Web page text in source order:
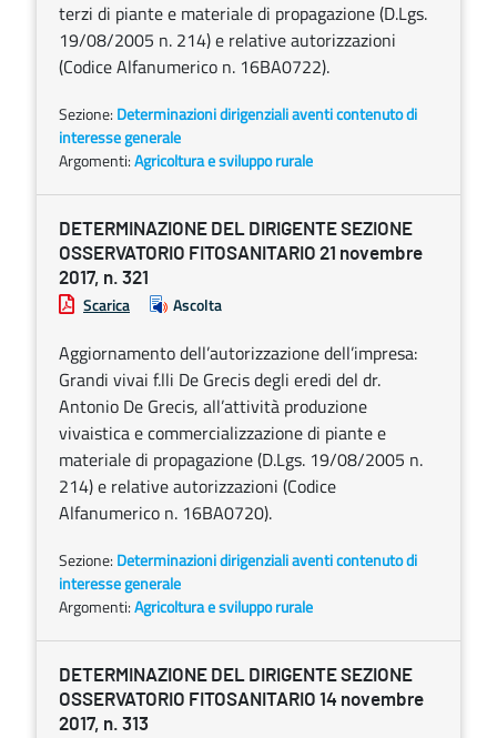
terzi di piante e materiale di propagazione (D.Lgs.
19/08/2005 n. 214) e relative autorizzazioni
(Codice Alfanumerico n. 16BA0722).
Sezione: Determinazioni dirigenziali aventi contenuto di
interesse generale
Argomenti:Agricoltura e sviluppo rurale
DETERMINAZIONE DEL DIRIGENTE SEZIONE
OSSERVATORIO FITOSANITARIO 21 novembre
2017, n. 321
Scarica Ascolta
Aggiornamento dell’autorizzazione dell’impresa:
Grandi vivai f.lli De Grecis degli eredi del dr.
Antonio De Grecis, all’attività produzione
vivaistica e commercializzazione di piante e
materiale di propagazione (D.Lgs. 19/08/2005 n.
214) e relative autorizzazioni (Codice
Alfanumerico n. 16BA0720).
Sezione: Determinazioni dirigenziali aventi contenuto di
interesse generale
Argomenti:Agricoltura e sviluppo rurale
DETERMINAZIONE DEL DIRIGENTE SEZIONE
OSSERVATORIO FITOSANITARIO 14 novembre
2017, n. 313